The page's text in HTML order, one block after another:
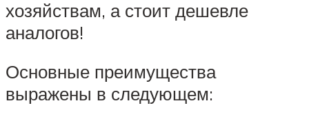
хозяйствам, а стоит дешевле
аналогов!
Основные преимущества
выражены в следующем: